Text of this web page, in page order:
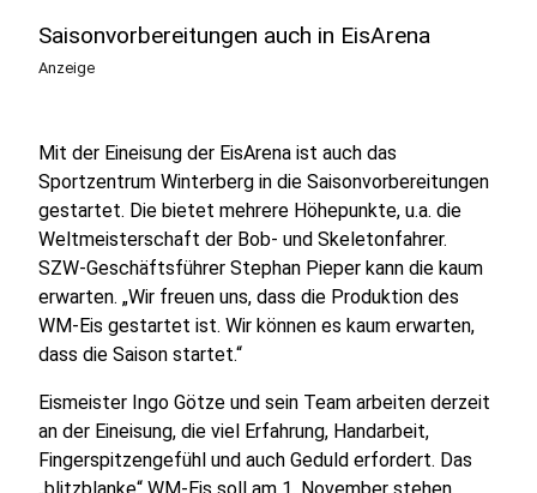
Saisonvorbereitungen auch in EisArena
Anzeige
Mit der Eineisung der EisArena ist auch das
Sportzentrum Winterberg in die Saisonvorbereitungen
gestartet. Die bietet mehrere Höhepunkte, u.a. die
Weltmeisterschaft der Bob- und Skeletonfahrer.
SZW-Geschäftsführer Stephan Pieper kann die kaum
erwarten. „Wir freuen uns, dass die Produktion des
WM-Eis gestartet ist. Wir können es kaum erwarten,
dass die Saison startet.“
Eismeister Ingo Götze und sein Team arbeiten derzeit
an der Eineisung, die viel Erfahrung, Handarbeit,
Fingerspitzengefühl und auch Geduld erfordert. Das